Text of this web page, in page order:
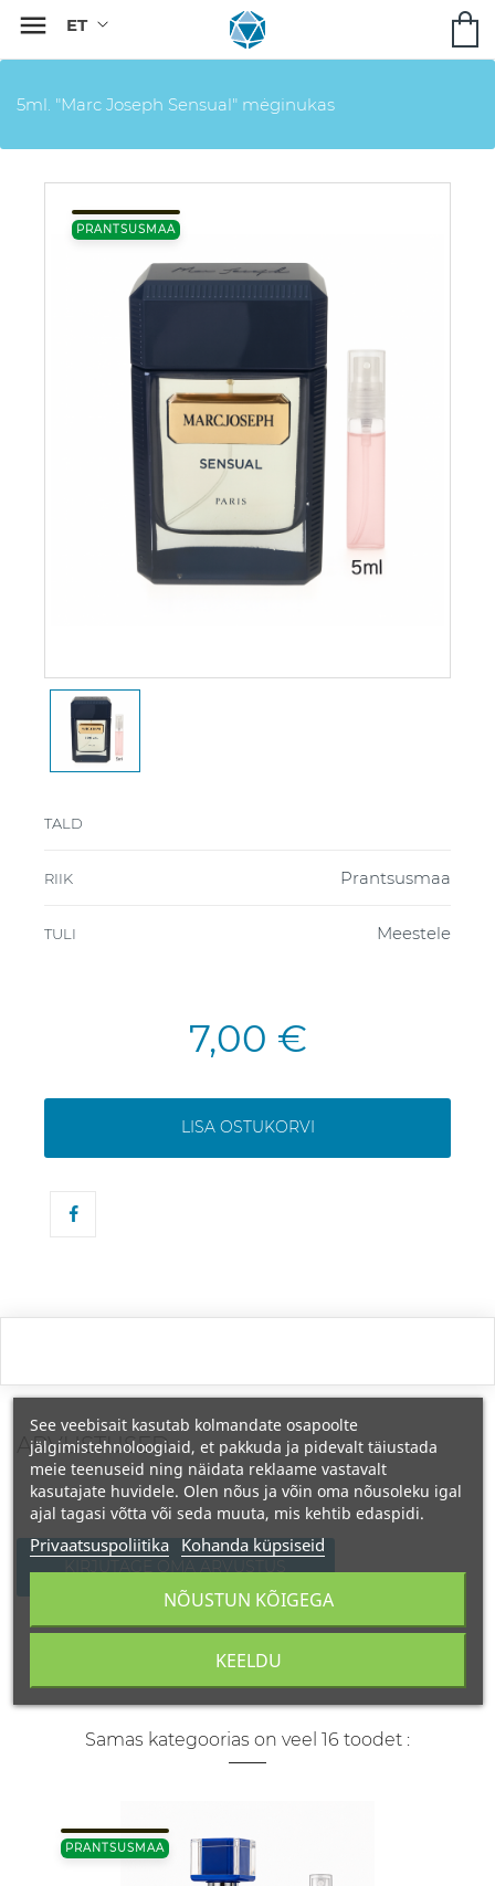

5ml. "Marc Joseph Sensual" mėginukas
PRANTSUSMAA
TALD
RIIK Prantsusmaa
TULI Meestele
7,00 €
LISA OSTUKORVI
ARVUSTUSED
KIRJUTAGE OMA ARVUSTUS
Samas kategoorias on veel 16 toodet :
PRANTSUSMAA
See veebisait kasutab kolmandate osapoolte
jälgimistehnoloogiaid, et pakkuda ja pidevalt täiustada
meie teenuseid ning näidata reklaame vastavalt
kasutajate huvidele. Olen nõus ja võin oma nõusoleku igal
ajal tagasi võtta või seda muuta, mis kehtib edaspidi.
Privaatsuspoliitika Kohanda küpsiseid
KEELDU
NÕUSTUN KÕIGEGA